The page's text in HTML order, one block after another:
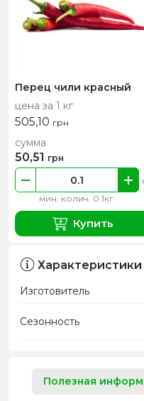
Перец чили красный
цена за 1 кг
505,10 грн
мин. колич. 0.1кг
сумма
50,51 грн
Купить
Характеристики
Изготовитель
Сезонность
Полезная